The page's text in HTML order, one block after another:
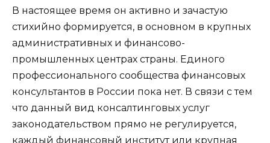
В настоящее время он активно и зачастую
стихийно формируется, в основном в крупных
административных и финансово-
промышленных центрах страны. Единого
профессионального сообщества финансовых
консультантов в России пока нет. В связи с тем
что данный вид консалтинговых услуг
законодательством прямо не регулируется,
каждый финансовый институт или крупная